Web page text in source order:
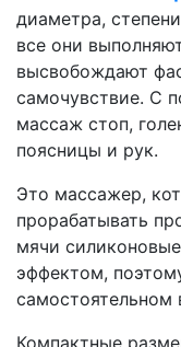
диаметра,
все они
высвобождают
самочувствие. С
массаж стоп,
поясницы и рук.
Это массажер,
прорабатывать
мячи
эффектом,
самостоятельном
Компактные